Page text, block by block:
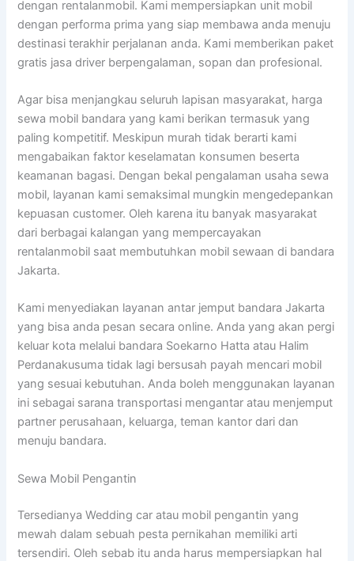
dengan rentalanmobil. Kami mempersiapkan unit mobil
dengan performa prima yang siap membawa anda menuju
destinasi terakhir perjalanan anda. Kami memberikan paket
gratis jasa driver berpengalaman, sopan dan profesional.
Agar bisa menjangkau seluruh lapisan masyarakat, harga
sewa mobil bandara yang kami berikan termasuk yang
paling kompetitif. Meskipun murah tidak berarti kami
mengabaikan faktor keselamatan konsumen beserta
keamanan bagasi. Dengan bekal pengalaman usaha sewa
mobil, layanan kami semaksimal mungkin mengedepankan
kepuasan customer. Oleh karena itu banyak masyarakat
dari berbagai kalangan yang mempercayakan
rentalanmobil saat membutuhkan mobil sewaan di bandara
Jakarta.
Kami menyediakan layanan antar jemput bandara Jakarta
yang bisa anda pesan secara online. Anda yang akan pergi
keluar kota melalui bandara Soekarno Hatta atau Halim
Perdanakusuma tidak lagi bersusah payah mencari mobil
yang sesuai kebutuhan. Anda boleh menggunakan layanan
ini sebagai sarana transportasi mengantar atau menjemput
partner perusahaan, keluarga, teman kantor dari dan
menuju bandara.
Sewa Mobil Pengantin
Tersedianya Wedding car atau mobil pengantin yang
mewah dalam sebuah pesta pernikahan memiliki arti
tersendiri. Oleh sebab itu anda harus mempersiapkan hal